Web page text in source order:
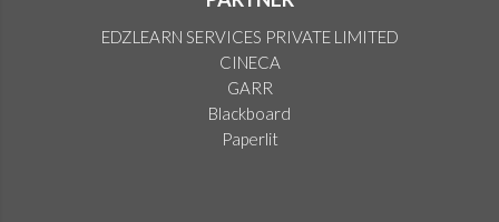
EDZLEARN SERVICES PRIVATE LIMITED
CINECA
GARR
Blackboard
Paperlit